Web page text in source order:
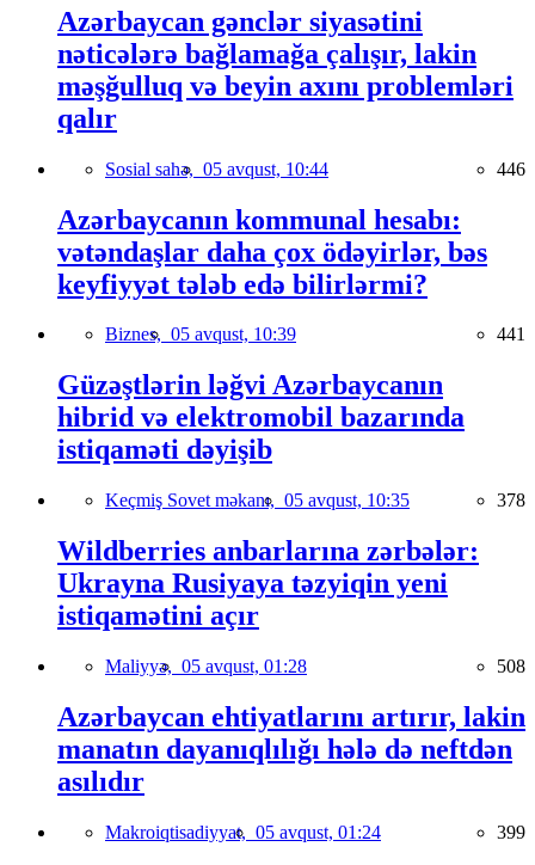
Azərbaycan gənclər siyasətini
nəticələrə bağlamağa çalışır, lakin
məşğulluq və beyin axını problemləri
qalır
Sosial sahə, 05 avqust, 10:44 446
Azərbaycanın kommunal hesabı:
vətəndaşlar daha çox ödəyirlər, bəs
keyfiyyət tələb edə bilirlərmi?
Biznes, 05 avqust, 10:39 441
Güzəştlərin ləğvi Azərbaycanın
hibrid və elektromobil bazarında
istiqaməti dəyişib
Keçmiş Sovet məkanı, 05 avqust, 10:35 378
Wildberries anbarlarına zərbələr:
Ukrayna Rusiyaya təzyiqin yeni
istiqamətini açır
Maliyyə, 05 avqust, 01:28 508
Azərbaycan ehtiyatlarını artırır, lakin
manatın dayanıqlılığı hələ də neftdən
asılıdır
Makroiqtisadiyyat, 05 avqust, 01:24 399